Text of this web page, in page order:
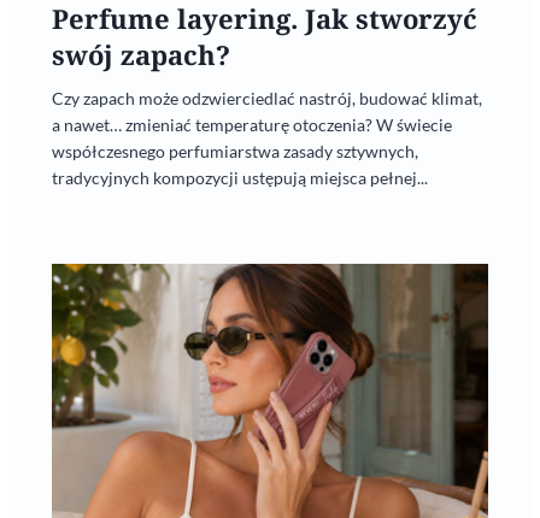
Perfume layering. Jak stworzyć
swój zapach?
Czy zapach może odzwierciedlać nastrój, budować klimat,
a nawet… zmieniać temperaturę otoczenia? W świecie
współczesnego perfumiarstwa zasady sztywnych,
tradycyjnych kompozycji ustępują miejsca pełnej...